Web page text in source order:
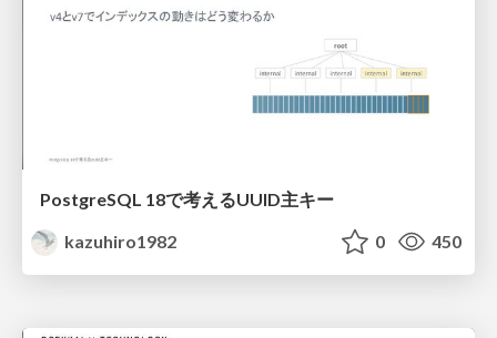
PostgreSQL 18で考えるUUID主キー
kazuhiro1982
0 450